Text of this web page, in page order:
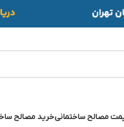
مصالح ساختمانیخرید مصالح